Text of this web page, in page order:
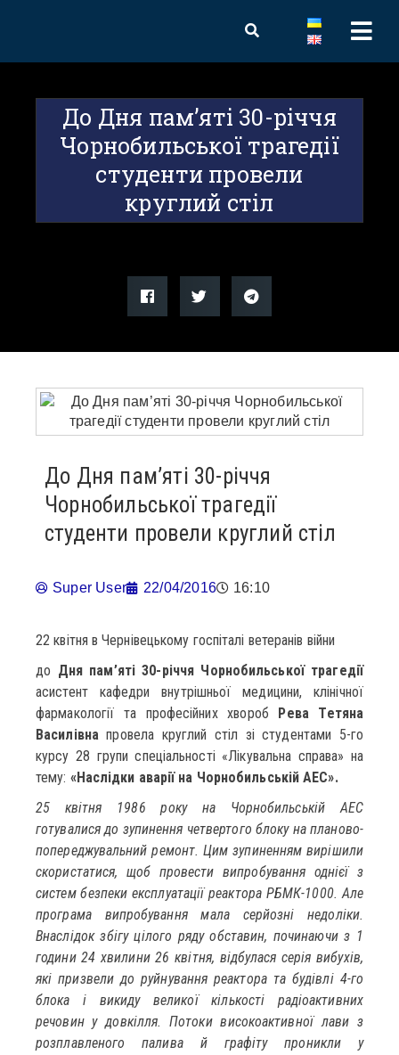
До Дня пам’яті 30-річчя
Чорнобильської трагедії
студенти провели
круглий стіл
До Дня пам’яті 30-річчя
Чорнобильської трагедії
студенти провели круглий стіл
Super User 22/04/2016 16:10
22 квітня в Чернівецькому госпіталі ветеранів війни
до Дня пам’яті 30-річчя Чорнобильської трагедії
асистент кафедри внутрішньої медицини, клінічної
фармакології та професійних хвороб Рева Тетяна
Василівнапровела круглий стіл зі студентами 5-го
курсу 28 групи спеціальності «Лікувальна справа» на
тему: «Наслідки аварії на Чорнобильській АЕС».
25 квітня 1986 року на Чорнобильській АЕС
готувалися до зупинення четвертого блоку на планово-
попереджувальний ремонт. Цим зупиненням вирішили
скористатися, щоб провести випробування однієї з
систем безпеки експлуатації реактора РБМК-1000. Але
програма випробування мала серйозні недоліки.
Внаслідок збігу цілого ряду обставин, починаючи з 1
години 24 хвилини 26 квітня, відбулася серія вибухів,
які призвели до руйнування реактора та будівлі 4-го
блока і викиду великої кількості радіоактивних
речовин у довкілля. Потоки високоактивної лави з
розплавленого палива й графіту проникли у